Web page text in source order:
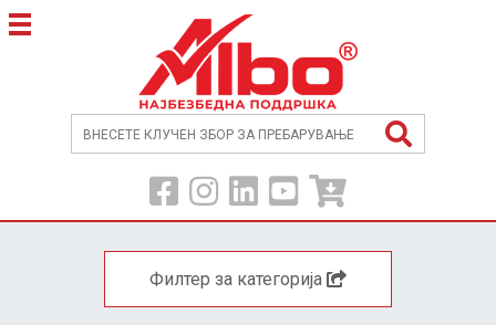
Филтер за категорија